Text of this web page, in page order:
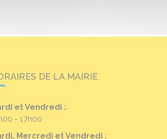
DE LA MAIRIE
et Vendredi :
- 17h00
Mercredi et Vendredi :